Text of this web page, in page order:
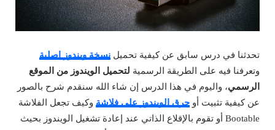
تحدثنا في درس سابق عن كيفية تحميل نسخة ويندوز اصلية
وتعرفنا فيه على الطريقة الرسمية لتحميل الويندوز من الموقع
الرسمي، واليوم في هذا الدرس إن شاء الله سنقدم شرح بالصور
عن كيفية تثبيت أو حرق الويندوز على فلاشة وكيف تجعل الفلاشة
Bootable أو تقوم بالإقلاع الذاتي عند إعادة تشغيل الويندوز بحيث